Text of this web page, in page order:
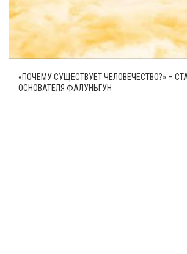
«ПОЧЕМУ СУЩЕСТВУЕТ ЧЕЛОВЕЧЕСТВО?» –
ОСНОВАТЕЛЯ ФАЛУНЬГУН